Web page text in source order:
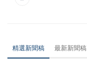
精選新聞稿 最新新聞稿